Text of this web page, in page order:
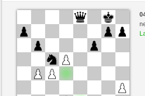
Blancas
ChrPra10 (1677) (-14)
Bartola (1711) (+14)
Tiempo: 5 minutes/side + 0 seconds/move
Esta partida es por puntos